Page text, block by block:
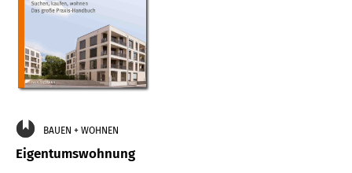
BAUEN + WOHNEN
Eigentumswohnung